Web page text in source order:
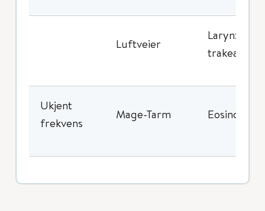
Luftveier
Ukjent
frekvens
Mage-Tarm Eosinofil